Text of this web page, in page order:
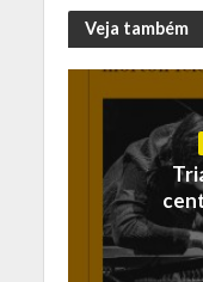
Veja também